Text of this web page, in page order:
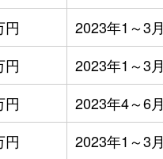
円
2023年1～3月
円
2023年1～3月
円
2023年4～6月
円
2023年1～3月